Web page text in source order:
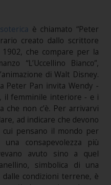
è chiamato “Peter
creato dallo scrittore
che compare per la
“L’Uccellino Bianco”,
di Walt Disney.
Peter Pan invita Wendy -
il femminile interiore - e i
che non c’è. Per arrivarvi
ad indicare che devono
pensano il mondo per
una consapevolezza più
avuto sino a quel
simbolica di una
condizioni terrene, è